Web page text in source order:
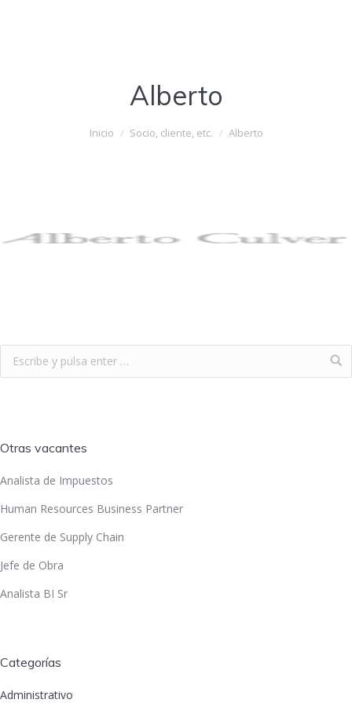
Alberto
Inicio Socio, cliente, etc. Alberto
Otras vacantes
Analista de Impuestos
Human Resources Business Partner
Gerente de Supply Chain
Jefe de Obra
Analista BI Sr
Categorías
Administrativo